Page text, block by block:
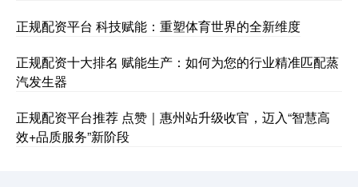
沪深300 4694.44 +43.13 +0.93%
正规配资平台 科技赋能：重塑体育世界的全新维度
正规配资十大排名 赋能生产：如何为您的行业精准匹配蒸
汽发生器
正规配资平台推荐 点赞｜惠州站升级收官，迈入“智慧高
效+品质服务”新阶段